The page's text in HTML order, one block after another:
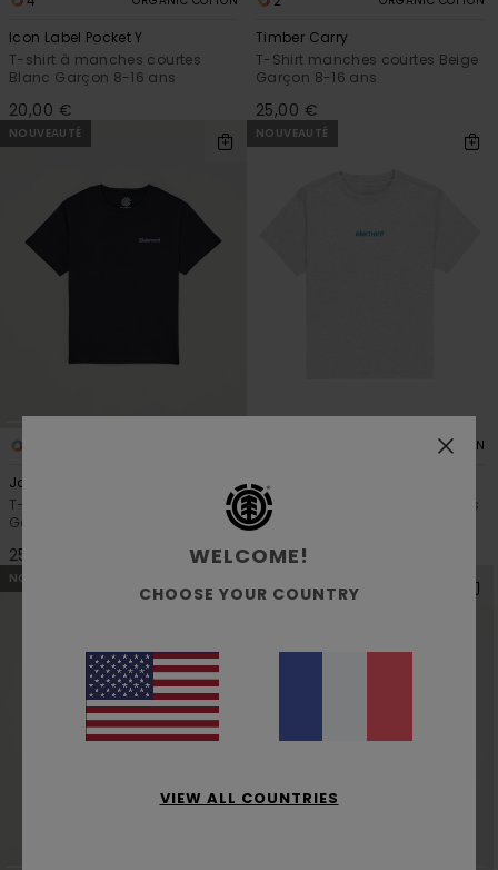
Icon Label Pocket Y
T-shirt à manches courtes
Blanc Garçon 8-16 ans
20,00 €
Timber Carry
T-Shirt manches courtes Beige
Garçon 8-16 ans
25,00 €
NOUVEAUTÉ
Joint
T-Shirt manches courtes Noir
Garçon 8-16 ans
25,00 €
NOUVEAUTÉ
ORGANIC COTTON
Lowcase Bp Y
T-shirt à manches courtes Gris
Garçon 8-16 ans
20,00 €
NOUVEAUTÉ
WELCOME!
CHOOSE YOUR COUNTRY
VIEW ALL COUNTRIES